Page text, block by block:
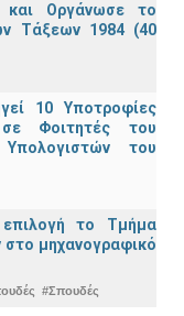
και Οργάνωσε το
Τάξεων 1984 (40
10 Υποτροφίες
σε Φοιτητές του
του
επιλογή το Τμήμα
στο μηχανογραφικό
#Σπουδές